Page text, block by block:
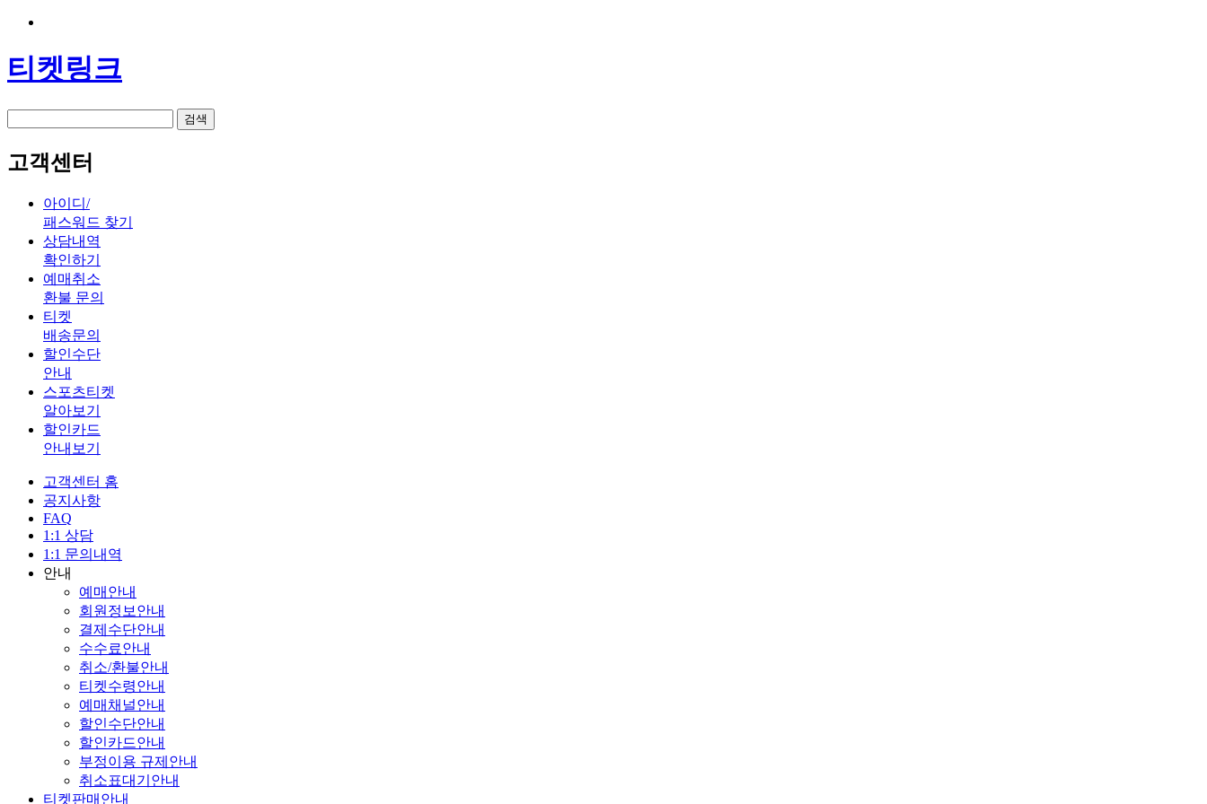
티켓링크
검색
고객센터
아이디/
패스워드 찾기
상담내역
확인하기
예매취소
환불 문의
티켓
배송문의
할인수단
안내
스포츠티켓
알아보기
할인카드
안내보기
고객센터 홈
공지사항
FAQ
1:1 상담
1:1 문의내역
안내
예매안내
회원정보안내
결제수단안내
수수료안내
취소/환불안내
티켓수령안내
예매채널안내
할인수단안내
할인카드안내
부정이용 규제안내
취소표대기안내
티켓판매안내